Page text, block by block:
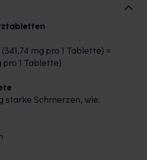
Ibuprofen gehört zur Gruppe
Antirheumatika und kann zur
Fieber sowie
In Verbindung mit dem
kann so schnell vom Körper
sodass Schmerzen in kurzer
mg pro 1 Tablette) =
1 Tablette)
starke Schmerzen, wie: